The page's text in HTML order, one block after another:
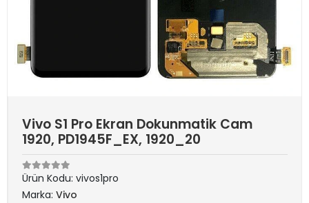
Vivo S1 Pro Ekran Dokunmatik Cam
1920, PD1945F_EX, 1920_20
Ürün Kodu: vivos1pro
Marka: Vivo